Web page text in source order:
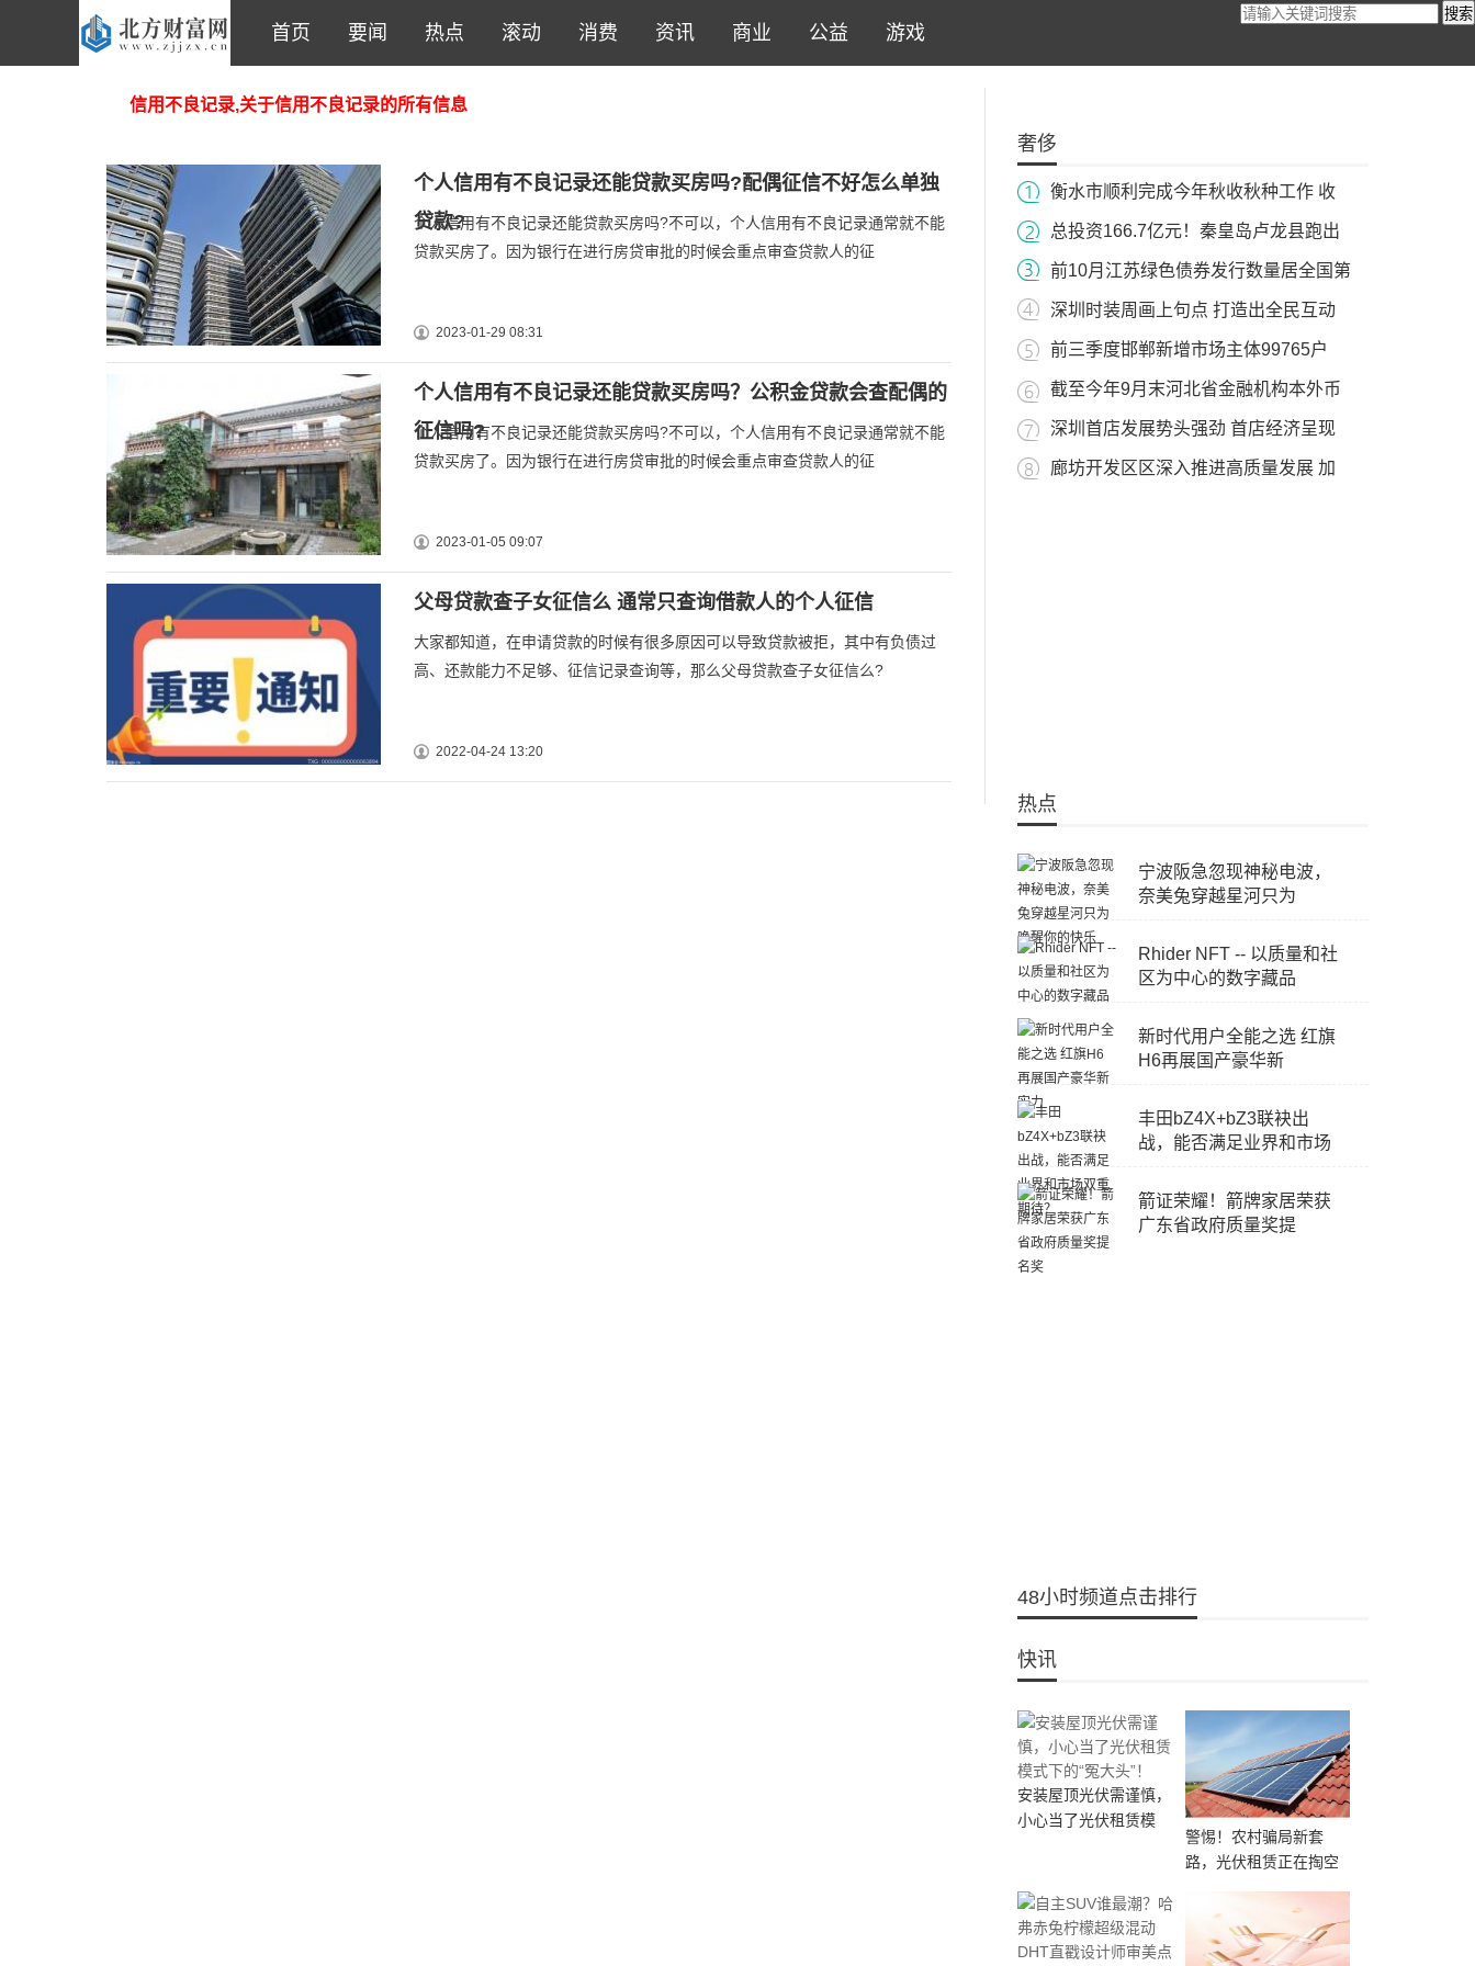
首页 要闻 热点 滚动 消费 资讯 商业 公益 游戏
搜索
信用不良记录,关于信用不良记录的所有信息
个人信用有不良记录还能贷款买房吗?配偶征信不好怎么单独
贷款?
个人信用有不良记录还能贷款买房吗?不可以，个人信用有不良记录通常就不能
贷款买房了。因为银行在进行房贷审批的时候会重点审查贷款人的征
2023-01-29 08:31
个人信用有不良记录还能贷款买房吗？公积金贷款会查配偶的
征信吗?
个人信用有不良记录还能贷款买房吗?不可以，个人信用有不良记录通常就不能
贷款买房了。因为银行在进行房贷审批的时候会重点审查贷款人的征
2023-01-05 09:07
父母贷款查子女征信么 通常只查询借款人的个人征信
大家都知道，在申请贷款的时候有很多原因可以导致贷款被拒，其中有负债过
高、还款能力不足够、征信记录查询等，那么父母贷款查子女征信么?
2022-04-24 13:20
奢侈
衡水市顺利完成今年秋收秋种工作 收
总投资166.7亿元！秦皇岛卢龙县跑出
前10月江苏绿色债券发行数量居全国第
深圳时装周画上句点 打造出全民互动
前三季度邯郸新增市场主体99765户
截至今年9月末河北省金融机构本外币
深圳首店发展势头强劲 首店经济呈现
廊坊开发区区深入推进高质量发展 加
热点
宁波阪急忽现神秘电波，
奈美兔穿越星河只为
Rhider NFT -- 以质量和社
区为中心的数字藏品
新时代用户全能之选 红旗
H6再展国产豪华新
丰田bZ4X+bZ3联袂出
战，能否满足业界和市场
箭证荣耀！箭牌家居荣获
广东省政府质量奖提
48小时频道点击排行
快讯
安装屋顶光伏需谨慎，
小心当了光伏租赁模
警惕！农村骗局新套
路，光伏租赁正在掏空